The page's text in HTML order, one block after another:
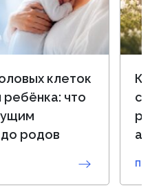
клеток
что
родов